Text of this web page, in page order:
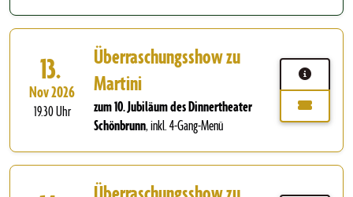
13.
Nov 2026
19.30 Uhr
Überraschungsshow zu
Martini
zum 10. Jubiläum des Dinnertheater
Schönbrunn,inkl. 4-Gang-Menü